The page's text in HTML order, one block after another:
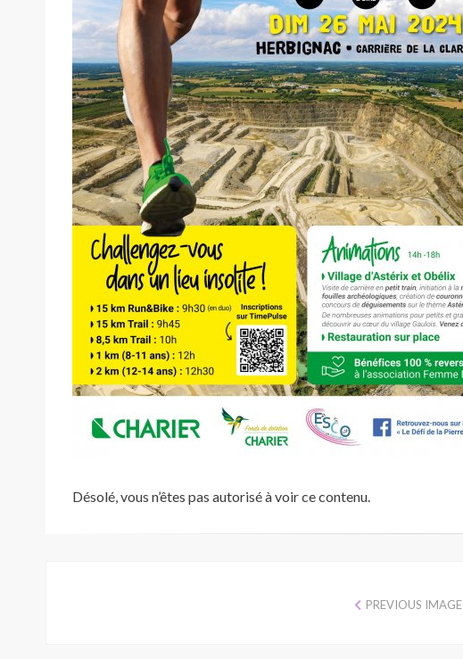
Désolé, vous n’êtes pas autorisé à voir ce contenu.
PREVIOUS IMAGE